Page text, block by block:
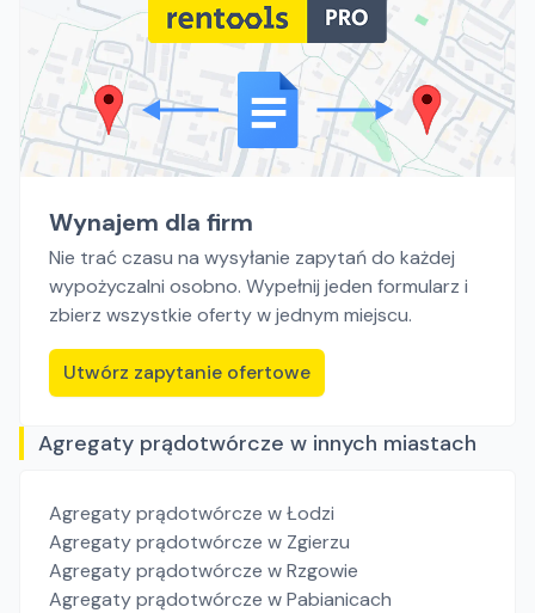
Wynajem dla firm
Nie trać czasu na wysyłanie zapytań do każdej
wypożyczalni osobno. Wypełnij jeden formularz i
zbierz wszystkie oferty w jednym miejscu.
Utwórz zapytanie ofertowe
Agregaty prądotwórcze w innych miastach
Agregaty prądotwórcze w Łodzi
Agregaty prądotwórcze w Zgierzu
Agregaty prądotwórcze w Rzgowie
Agregaty prądotwórcze w Pabianicach